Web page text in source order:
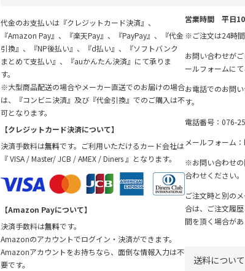
代金のお支払いは『クレジットカード決済』、
『Amazon Pay』、『楽天Pay』、『PayPay』、『代金
引換』、『NP後払い』、『d払い』、『ソフトバンク
まとめて支払い』、『auかんたん決済』にて承りま
す。
※大型商品配送の場合やメーカー直送でのお届けの場合
は、『コンビニ決済』及び『代金引換』でのご購入は不
可となります。
【クレジットカード決済について】
決済手数料は無料です。ご利用いただけるカード会社は
『 VISA / Master/ JCB / AMEX / Diners 』となります。
【Amazon Payについて】
決済手数料は無料です。
Amazonのアカウントでログイン・決済ができます。
Amazonアカウントをお持ちなら、面倒な情報入力は不
要です。
営業時間 平日
※ご注文は24時間
お問い合わせが
ールフォームにて
お電話でのお問
す。
電話番号： 076-
メールフォーム：
※お問い合わせの
合わせください。
ご注文時と別の
合は、ご注文履
間を頂く場合があ
送料について